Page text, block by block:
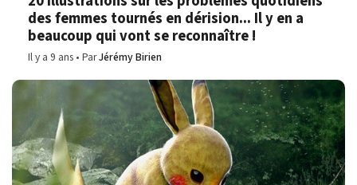
des femmes tournés en dérision... Il y en a
beaucoup qui vont se reconnaître !
Il y a 9 ans ParJérémy Birien